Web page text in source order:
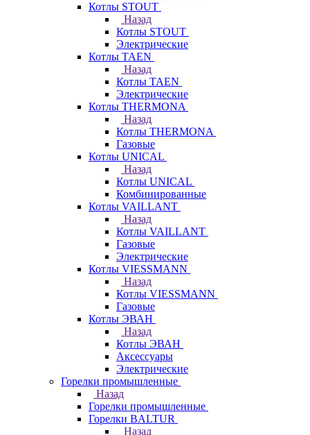
Котлы STOUT
Назад
Котлы STOUT
Электрические
Котлы TAEN
Назад
Котлы TAEN
Электрические
Котлы THERMONA
Назад
Котлы THERMONA
Газовые
Котлы UNICAL
Назад
Котлы UNICAL
Комбинированные
Котлы VAILLANT
Назад
Котлы VAILLANT
Газовые
Электрические
Котлы VIESSMANN
Назад
Котлы VIESSMANN
Газовые
Котлы ЭВАН
Назад
Котлы ЭВАН
Аксессуары
Электрические
Горелки промышленные
Назад
Горелки промышленные
Горелки BALTUR
Назад